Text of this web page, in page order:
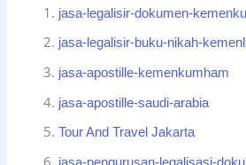
jasa-legalisir-dokumen-
jasa-legalisir-buku-nikah-
jasa-apostille-kemenkumham
jasa-apostille-saudi-arabia
Tour And Travel Jakarta